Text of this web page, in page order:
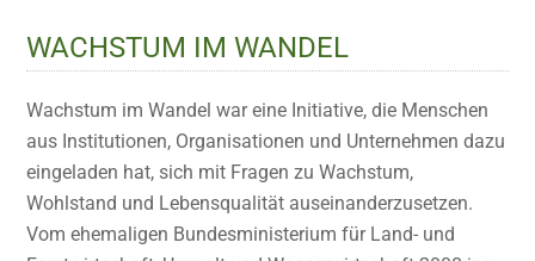
WACHSTUM IM WANDEL
Wachstum im Wandel war eine Initiative, die Menschen
aus Institutionen, Organisationen und Unternehmen dazu
eingeladen hat, sich mit Fragen zu Wachstum,
Wohlstand und Lebensqualität auseinanderzusetzen.
Vom ehemaligen Bundesministerium für Land- und